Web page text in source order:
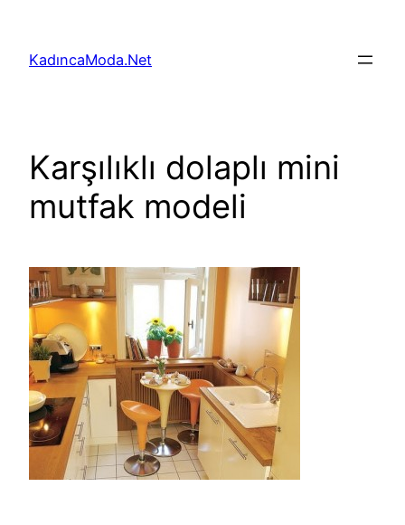
KadıncaModa.Net
Karşılıklı dolaplı mini
mutfak modeli